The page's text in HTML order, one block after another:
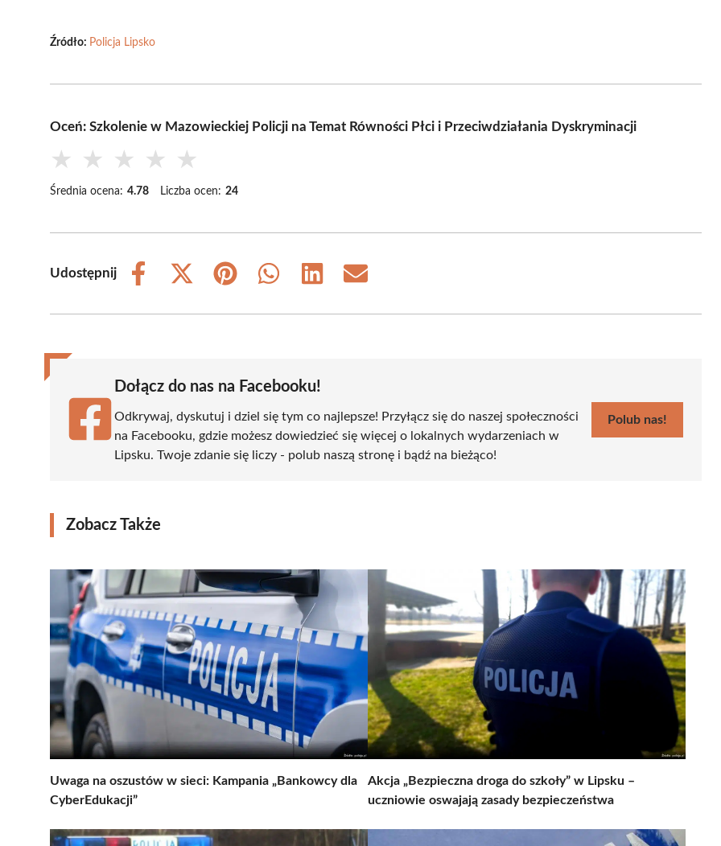
Źródło: Policja Lipsko
Oceń: Szkolenie w Mazowieckiej Policji na Temat Równości Płci i Przeciwdziałania Dyskryminacji
★ ★ ★ ★ ★
Średnia ocena: 4.78 Liczba ocen: 24
Udostępnij
Share
Share
(Twitter)
Share
Share
Share
Share
Dołącz do nas na Facebooku!
Odkrywaj, dyskutuj i dziel się tym co najlepsze! Przyłącz się do naszej społeczności
na Facebooku, gdzie możesz dowiedzieć się więcej o lokalnych wydarzeniach w
Lipsku. Twoje zdanie się liczy - polub naszą stronę i bądź na bieżąco!
Polub nas!
Zobacz Także
Uwaga na oszustów w sieci: Kampania „Bankowcy dla
CyberEdukacji”
Akcja „Bezpieczna droga do szkoły” w Lipsku –
uczniowie oswajają zasady bezpieczeństwa